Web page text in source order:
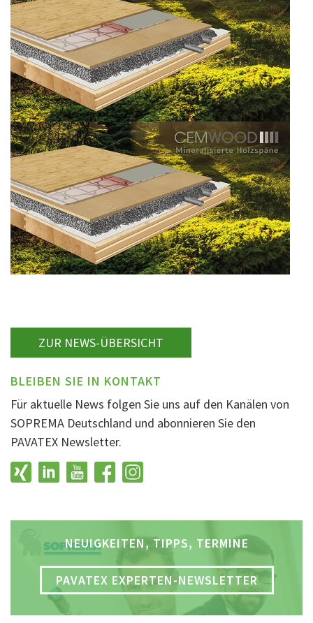
ZUR NEWS-ÜBERSICHT
BLEIBEN SIE IN KONTAKT
Für aktuelle News folgen Sie uns auf den Kanälen von
SOPREMA Deutschland und abonnieren Sie den
PAVATEX Newsletter.
NEUIGKEITEN, TIPPS, TERMINE
PAVATEX EXPERTEN-NEWSLETTER